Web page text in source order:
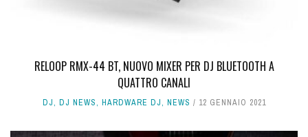
RELOOP RMX-44 BT, NUOVO MIXER PER DJ BLUETOOTH A
QUATTRO CANALI
DJ, DJ NEWS, HARDWARE DJ, NEWS 12 GENNAIO 2021